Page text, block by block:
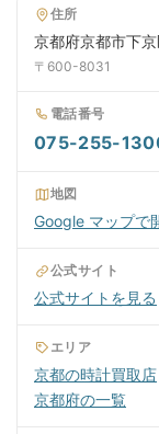
住所
京都府京都市下
〒600-8031
電話番号
075-255-
地図
Google マップで
公式サイト
公式サイトを見る
エリア
京都の時計買取店
京都府の一覧